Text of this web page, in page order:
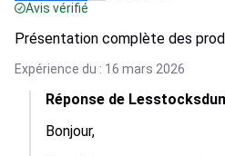
Avis vérifié
Présentation complète des
Expérience du : 16 mars 2026
Réponse de
Bonjour,